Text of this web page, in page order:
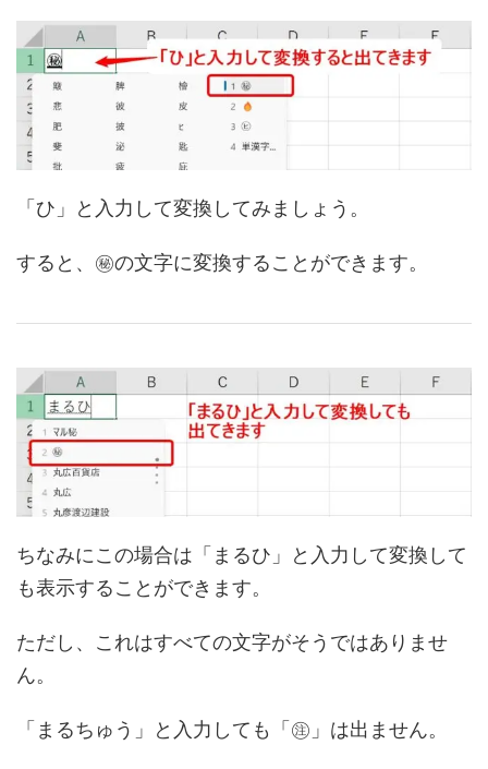
「ひ」と入力して変換してみましょう。
すると、㊙の文字に変換することができます。
ちなみにこの場合は「まるひ」と入力して変換して
も表示することができます。
ただし、これはすべての文字がそうではありませ
ん。
「まるちゅう」と入力しても「㊟」は出ません。